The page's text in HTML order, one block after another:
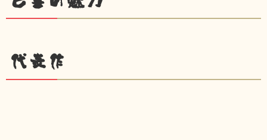
代表作